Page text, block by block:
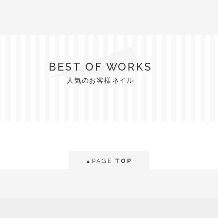
BEST OF WORKS
人気のお客様ネイル
▲ PAGE TOP